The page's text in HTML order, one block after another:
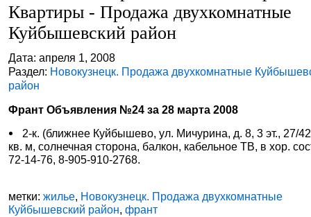
Квартиры - Продажа двухкомнатные
Куйбышевский район
Дата: апреля 1, 2008
Раздел: Новокузнецк. Продажа двухкомнатные
район
Франт Объявления №24 за 28 марта 2008
2-к. (ближнее Куйбышево, ул. Мичурина, д. 8, 3 эт., 27/
кв. м, солнечная сторона, балкон, кабельное ТВ, в хор.
72-14-76, 8-905-910-2768.
метки:жилье, Новокузнецк. Продажа двухкомнатные
Куйбышевский район,франт